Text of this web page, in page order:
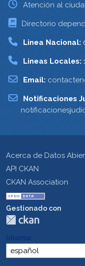
Atención al
Directorio
Linea Nacional:
Lineas Locales:
Email:
Notificaciones
Acerca de Datos
API CKAN
CKAN Association
Gestionado con